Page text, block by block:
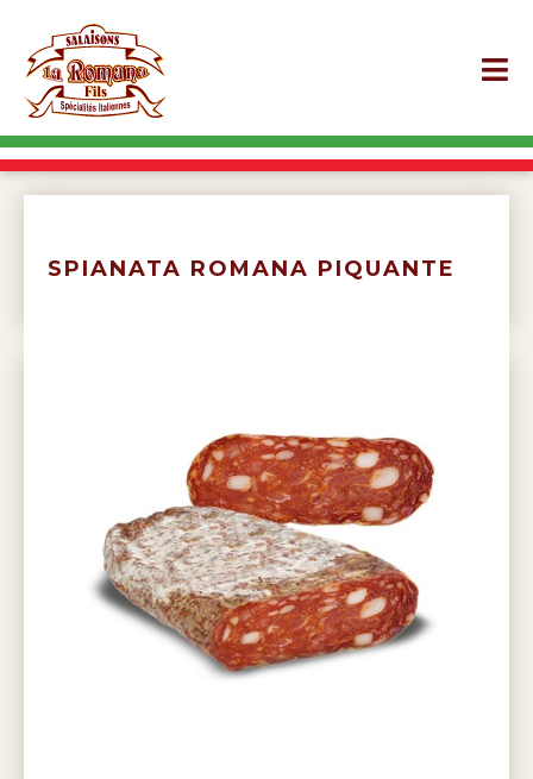
SPIANATA ROMANA PIQUANTE